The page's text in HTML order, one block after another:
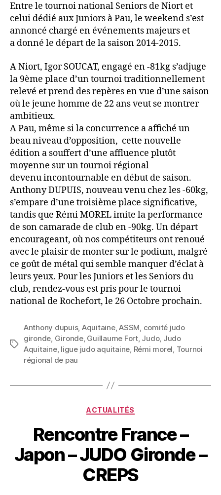
Entre le tournoi national Seniors de Niort et
celui dédié aux Juniors à Pau, le weekend s’est
annoncé chargé en événements majeurs et
a donné le départ de la saison 2014-2015.
A Niort, Igor SOUCAT, engagé en -81kg s’adjuge
la 9ème place d’un tournoi traditionnellement
relevé et prend des repères en vue d’une saison
où le jeune homme de 22 ans veut se montrer
ambitieux.
A Pau, même si la concurrence a affiché un
beau niveau d’opposition, cette nouvelle
édition a souffert d’une affluence plutôt
moyenne sur un tournoi régional
devenu incontournable en début de saison.
Anthony DUPUIS, nouveau venu chez les -60kg,
s’empare d’une troisième place significative,
tandis que Rémi MOREL imite la performance
de son camarade de club en -90kg. Un départ
encourageant, où nos compétiteurs ont renoué
avec le plaisir de monter sur le podium, malgré
ce goût de métal qui semble manquer d’éclat à
leurs yeux. Pour les Juniors et les Seniors du
club, rendez-vous est pris pour le tournoi
national de Rochefort, le 26 Octobre prochain.
Anthony dupuis, Aquitaine,ASSM, comité judo
gironde, Gironde, Guillaume Fort, Judo, Judo
Aquitaine, ligue judo aquitaine, Rémi morel, Tournoi
régional de pau
ACTUALITÉS
Rencontre France –
Japon – JUDO Gironde –
CREPS